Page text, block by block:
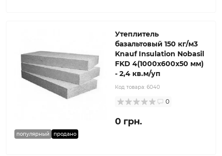
популярный продано
Утеплитель
базальтовый 150 кг/м3
Knauf Insulation Nobasil
FKD 4(1000x600x50 мм)
- 2,4 кв.м/уп
Код товара: 6040
0
0 грн.